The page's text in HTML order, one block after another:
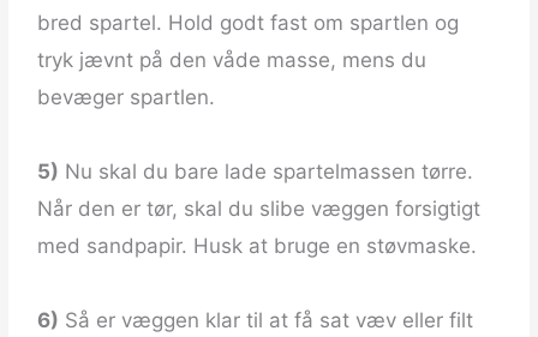
bred spartel. Hold godt fast om spartlen og
tryk jævnt på den våde masse, mens du
bevæger spartlen.
5) Nu skal du bare lade spartelmassen tørre.
Når den er tør, skal du slibe væggen forsigtigt
med sandpapir. Husk at bruge en støvmaske.
6) Så er væggen klar til at få sat væv eller filt